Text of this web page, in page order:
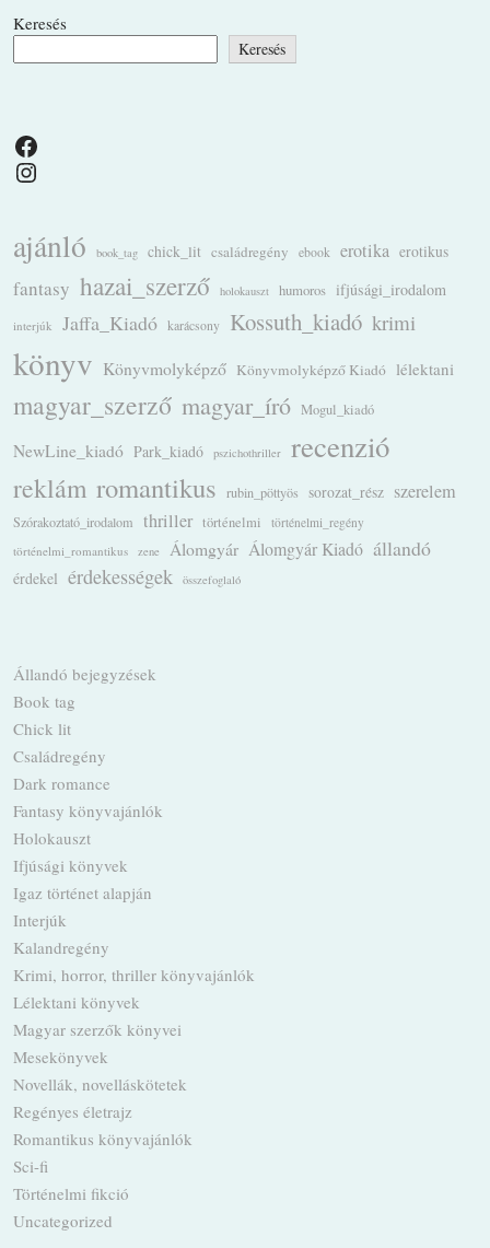
Keresés
Keresés
Facebook
Instagram
ajánló book_tag chick_lit családregény ebook erotika erotikus
fantasy hazai_szerző holokauszt humoros ifjúsági_irodalom
interjúk Jaffa_Kiadó karácsony Kossuth_kiadó krimi
könyv Könyvmolyképző Könyvmolyképző Kiadó lélektani
magyar_szerző magyar_író Mogul_kiadó
NewLine_kiadó Park_kiadó pszichothriller recenzió
reklám romantikus rubin_pöttyös sorozat_rész szerelem
Szórakoztató_irodalom thriller történelmi
történelmi_regény
történelmi_romantikus
zene Álomgyár Álomgyár Kiadó állandó
érdekel érdekességek összefoglaló
Állandó bejegyzések
Book tag
Chick lit
Családregény
Dark romance
Fantasy könyvajánlók
Holokauszt
Ifjúsági könyvek
Igaz történet alapján
Interjúk
Kalandregény
Krimi, horror, thriller könyvajánlók
Lélektani könyvek
Magyar szerzők könyvei
Mesekönyvek
Novellák, novelláskötetek
Regényes életrajz
Romantikus könyvajánlók
Sci-fi
Történelmi fikció
Uncategorized